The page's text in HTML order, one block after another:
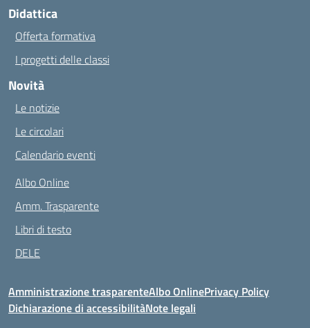
Didattica
Offerta formativa
I progetti delle classi
Novità
Le notizie
Le circolari
Calendario eventi
Albo Online
Amm. Trasparente
Libri di testo
DELE
Amministrazione trasparenteAlbo OnlinePrivacy Policy
Dichiarazione di accessibilitàNote legali